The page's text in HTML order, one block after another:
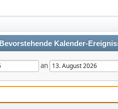
Bevorstehende Kalender-
an